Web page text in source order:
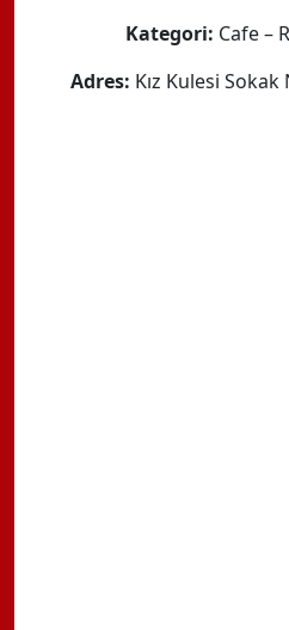
Kategori: Cafe –
Adres: Kız Kulesi